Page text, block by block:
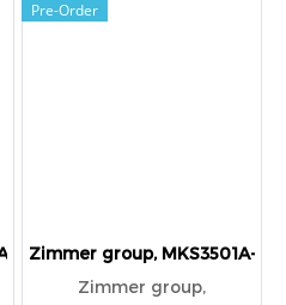
Pre-Order
Zimmer group, MKS3501A-LP
Zimmer group,